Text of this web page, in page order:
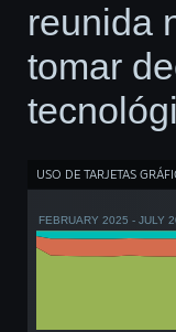
reunida
tomar
USO DE TARJETAS
FEBRUARY 2025 - JULY